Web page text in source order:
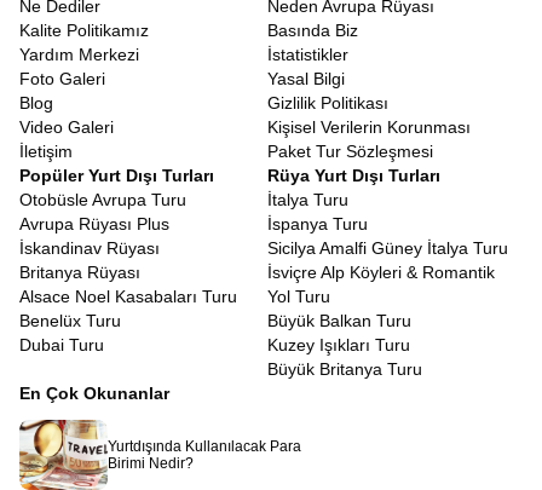
yakası ise ölümü simgeler. Nil üzerinde süzülürken bu sembolizmi
bizzat yaşayarak öğrenirsiniz.
Eğer klasik tatil anlayışından sıkıldıysanız, deniz kum güneş
üçlüsüne derinlik katmak istiyorsanız, Mısır Tatil Turu
göre bir alternatiftir. Burada deniz sadece yüzmek için değil,
tarihin kıyısında serinlemek içindir. Güneş sadece bronzlaşmak
için değil, Ra’nın kudretini hissetmek içindir. Han El-Halili
Çarşısı’nda baharat kokuları arasında dolaşırken, esnafla
yapacağınız keyifli pazarlıklar, bir kafede oturup nargile içen
yerlileri izlemek, size o coğrafyanın insanını ve ruhunu
tanıtacaktır. Mısır insanının sıcakkanlılığı ve misafirperverliği,
kendinizi yabancı değil, uzun zamandır beklenen bir misafir gibi
hissetmenizi sağlayacaktır.
Mısır bir rüyadır, uyanmak istemeyeceğiniz, etkisinden uzun süre
çıkamayacağınız bir rüya.
Piramitlerin gölgesinde geçmişi
düşünmek, Nil’in sularında huzuru bulmak,Kızıldeniz’de
mavinin her tonuna şahit olmak hayal gibi görünse de
Rüyasıile bir uçak bileti kadar yakınınızdadır. Sadece bir tur
satın almazsınız, binlerce yıllık bir mirasa ortak olursunuz.
Rehberinizin anlatımıyla taşlar canlanır, sular fısıldar ve çöl
Ne Dediler
Kalite Politikamız
Yardım Merkezi
Foto Galeri
Blog
Video Galeri
İletişim
Neden Avrupa Rüyası
Basında Biz
İstatistikler
Yasal Bilgi
Gizlilik Politikası
Kişisel Verilerin Korunması
Paket Tur Sözleşmesi
Popüler Yurt Dışı Turları
Otobüsle Avrupa Turu
Avrupa Rüyası Plus
İskandinav Rüyası
Britanya Rüyası
Alsace Noel Kasabaları Turu
Benelüx Turu
Dubai Turu
Rüya Yurt Dışı Turları
İtalya Turu
İspanya Turu
Sicilya Amalfi Güney İtalya Turu
İsviçre Alp Köyleri & Romantik
Yol Turu
Büyük Balkan Turu
Kuzey Işıkları Turu
Büyük Britanya Turu
En Çok Okunanlar
Yurtdışında Kullanılacak Para
Birimi Nedir?